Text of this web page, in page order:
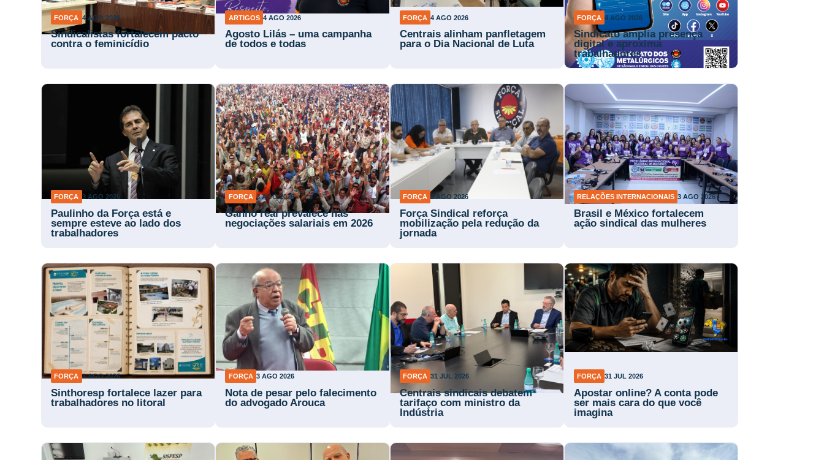
FORÇA 4 AGO 2026
Sindicalistas fortalecem pacto
contra o feminicídio
ARTIGOS 4 AGO 2026
Agosto Lilás – uma campanha
de todos e todas
FORÇA 4 AGO 2026
Centrais alinham panfletagem
para o Dia Nacional de Luta
FORÇA 4 AGO 2026
Sindicato amplia presença
digital e aproxima
trabalhadores
FORÇA 3 AGO 2026
Paulinho da Força está e
sempre esteve ao lado dos
trabalhadores
FORÇA 3 AGO 2026
Ganho real prevalece nas
negociações salariais em 2026
FORÇA 3 AGO 2026
Força Sindical reforça
mobilização pela redução da
jornada
RELAÇÕES INTERNACIONAIS 3 AGO 2026
Brasil e México fortalecem
ação sindical das mulheres
FORÇA 3 AGO 2026
Sinthoresp fortalece lazer para
trabalhadores no litoral
FORÇA 3 AGO 2026
Nota de pesar pelo falecimento
do advogado Arouca
FORÇA 31 JUL 2026
Centrais sindicais debatem
tarifaço com ministro da
Indústria
FORÇA 31 JUL 2026
Apostar online? A conta pode
ser mais cara do que você
imagina